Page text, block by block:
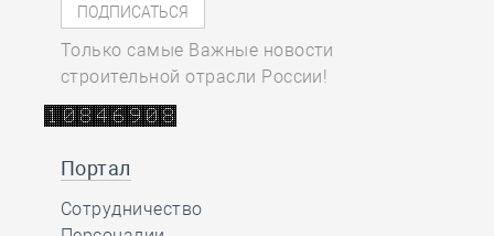
Только самые Важные новости
строительной отрасли России!
Портал
Сотрудничество